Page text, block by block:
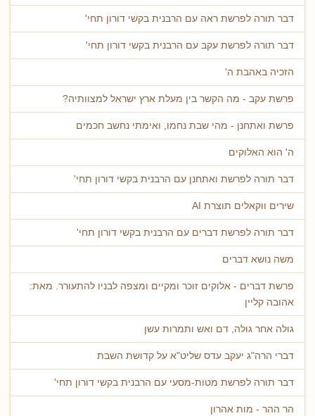
דבר תורה לפרשת ראה עם הרבנית בקשי דורון תחי'
דבר תורה לפרשת עקב עם הרבנית בקשי דורון תחי'
הזכיה באהבת ה'
פרשת עקב - מה הקשר בין מעלת ארץ ישראל למצוותיה?
פרשת ואתחנן - מהי שבת נחמו, ואימתי נחשב חכמים
ה' הוא האלוקים
דבר תורה לפרשת ואתחנן עם הרבנית בקשי דורון תחי'
שירים ווקאלים תוצרת AI
דבר תורה לפרשת דברים עם הרבנית בקשי דורון תחי'
משה נושא דברים
פרשת דברים - אלוקים זוכר ומקיים ומצפה לבניו להתעורר. מאת:
אהובה קליין
גולה אחר גולה, דם ואש ותמרות עשן
דברי הרה"ג יעקב עדס שליט"א על קדושת השבת
דבר תורה לפרשת מטות-מסעי עם הרבנית בקשי דורון תחי'
הר ההר - מות אהרון